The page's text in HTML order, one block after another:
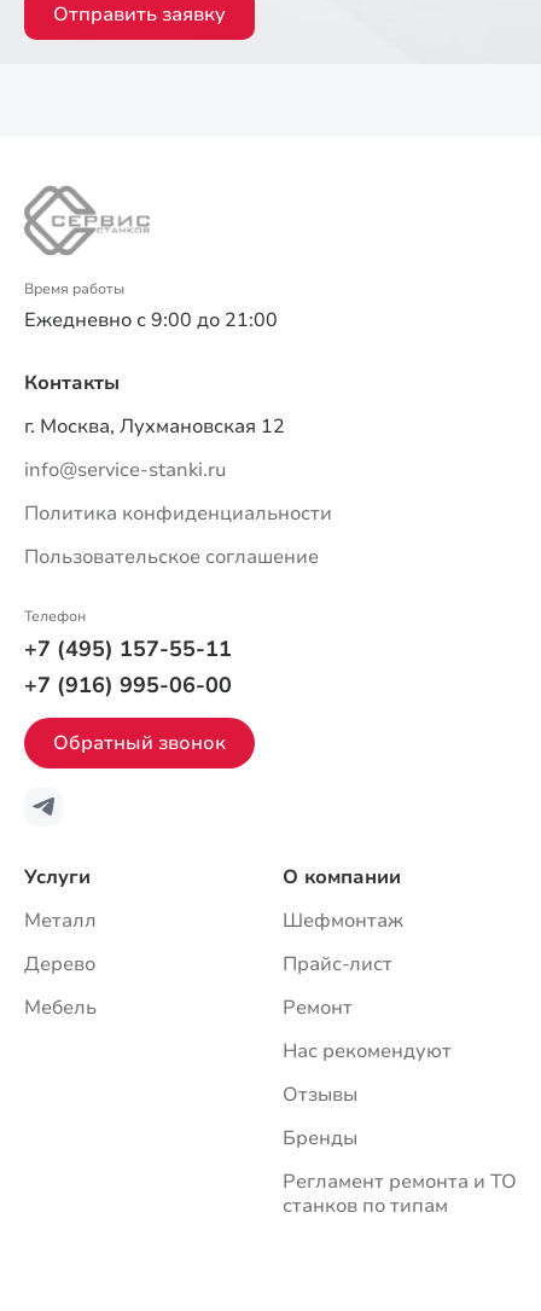
Отправить заявку
Время работы
Ежедневно с 9:00 до 21:00
Услуги
Металл
Дерево
Мебель
О компании
Шефмонтаж
Прайс-лист
Ремонт
Нас рекомендуют
Отзывы
Бренды
Регламент ремонта и ТО
станков по типам
Контакты
г. Москва, Лухмановская 12
info@service-stanki.ru
Политика конфиденциальности
Пользовательское соглашение
Телефон
+7 (495) 157-55-11
+7 (916) 995-06-00
Обратный звонок